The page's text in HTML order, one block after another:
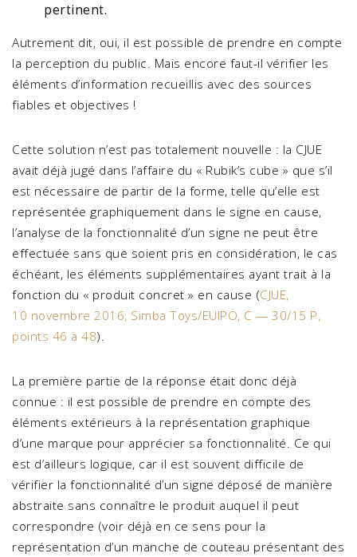
pertinent.
Autrement dit, oui, il est possible de prendre en compte
la perception du public. Mais encore faut-il vérifier les
éléments d’information recueillis avec des sources
fiables et objectives !
Cette solution n’est pas totalement nouvelle : la CJUE
avait déjà jugé dans l’affaire du « Rubik’s cube » que s’il
est nécessaire de partir de la forme, telle qu’elle est
représentée graphiquement dans le signe en cause,
l’analyse de la fonctionnalité d’un signe ne peut être
effectuée sans que soient pris en considération, le cas
échéant, les éléments supplémentaires ayant trait à la
fonction du « produit concret » en cause (CJUE,
10 novembre 2016, Simba Toys/EUIPO, C — 30/15 P,
points 46 à 48).
La première partie de la réponse était donc déjà
connue : il est possible de prendre en compte des
éléments extérieurs à la représentation graphique
d’une marque pour apprécier sa fonctionnalité. Ce qui
est d’ailleurs logique, car il est souvent difficile de
vérifier la fonctionnalité d’un signe déposé de manière
abstraite sans connaître le produit auquel il peut
correspondre (voir déjà en ce sens pour la
représentation d’un manche de couteau présentant des